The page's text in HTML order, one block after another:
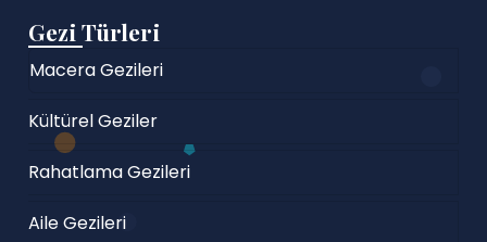
Gezi Türleri
Macera Gezileri
Kültürel Geziler
Rahatlama Gezileri
Aile Gezileri